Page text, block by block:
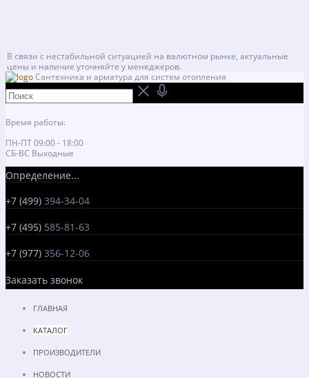
В связи с нестабильной ситуацией на валютном рынке, актуальные
цены и наличие уточняйте у менеджеров.
Сантехника и арматура для систем отопления
Время работы:
ПН-ПТ 09:00 - 18:00
СБ-ВС Выходные
Определение...
+7 (499) 394-34-04
+7 (495) 585-81-63
+7 (977) 356-12-06
Заказать звонок
ГЛАВНАЯ
КАТАЛОГ
ПРОИЗВОДИТЕЛИ
НОВОСТИ